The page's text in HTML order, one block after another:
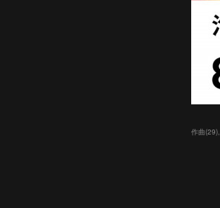
作曲(29)